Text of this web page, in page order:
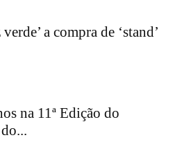
a compra de ‘stand’
na 11ª Edição do